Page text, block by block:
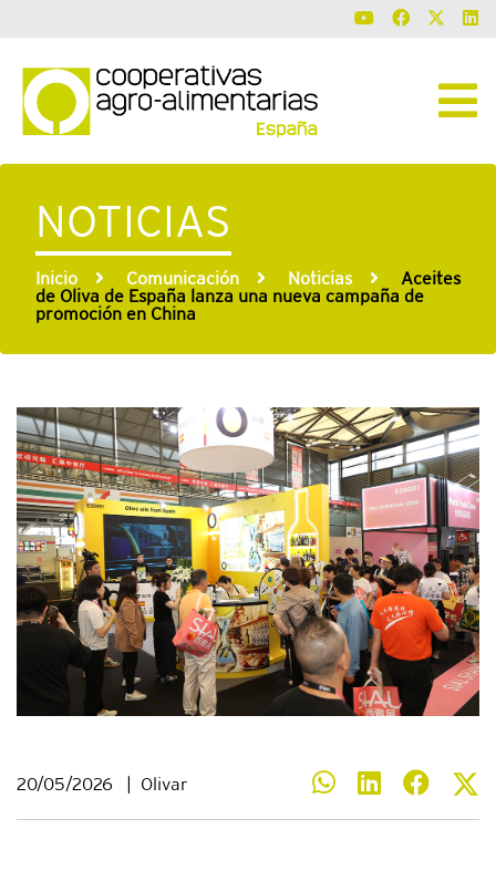
NOTICIAS
Inicio Comunicación Noticias
Aceites
de Oliva de España lanza una nueva campaña de
promoción en China
20/05/2026 Olivar